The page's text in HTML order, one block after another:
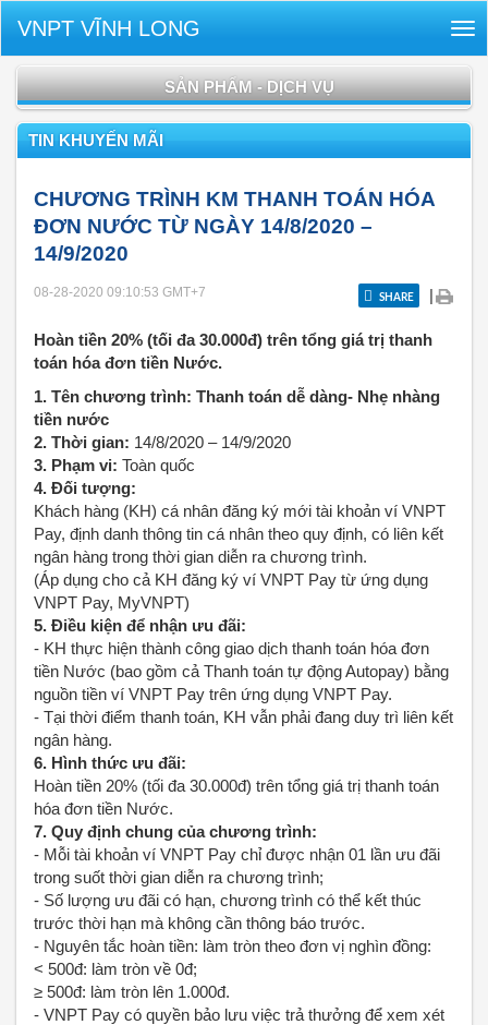
VNPT VĨNH LONG
SẢN PHẨM - DỊCH VỤ
TIN KHUYẾN MÃI
CHƯƠNG TRÌNH KM THANH TOÁN HÓA
ĐƠN NƯỚC TỪ NGÀY 14/8/2020 –
14/9/2020
08-28-2020 09:10:53 GMT+7 SHARE |
Hoàn tiền 20% (tối đa 30.000đ) trên tổng giá trị thanh
toán hóa đơn tiền Nước.
1. Tên chương trình: Thanh toán dễ dàng- Nhẹ nhàng
tiền nước
2. Thời gian: 14/8/2020 – 14/9/2020
3. Phạm vi: Toàn quốc
4. Đối tượng:
Khách hàng (KH) cá nhân đăng ký mới tài khoản ví VNPT
Pay, định danh thông tin cá nhân theo quy định, có liên kết
ngân hàng trong thời gian diễn ra chương trình.
(Áp dụng cho cả KH đăng ký ví VNPT Pay từ ứng dụng
VNPT Pay, MyVNPT)
5. Điều kiện để nhận ưu đãi:
- KH thực hiện thành công giao dịch thanh toán hóa đơn
tiền Nước (bao gồm cả Thanh toán tự động Autopay) bằng
nguồn tiền ví VNPT Pay trên ứng dụng VNPT Pay.
- Tại thời điểm thanh toán, KH vẫn phải đang duy trì liên kết
ngân hàng.
6. Hình thức ưu đãi:
Hoàn tiền 20% (tối đa 30.000đ) trên tổng giá trị thanh toán
hóa đơn tiền Nước.
7. Quy định chung của chương trình:
- Mỗi tài khoản ví VNPT Pay chỉ được nhận 01 lần ưu đãi
trong suốt thời gian diễn ra chương trình;
- Số lượng ưu đãi có hạn, chương trình có thể kết thúc
trước thời hạn mà không cần thông báo trước.
- Nguyên tắc hoàn tiền: làm tròn theo đơn vị nghìn đồng:
< 500đ: làm tròn về 0đ;
≥ 500đ: làm tròn lên 1.000đ.
- VNPT Pay có quyền bảo lưu việc trả thưởng để xem xét